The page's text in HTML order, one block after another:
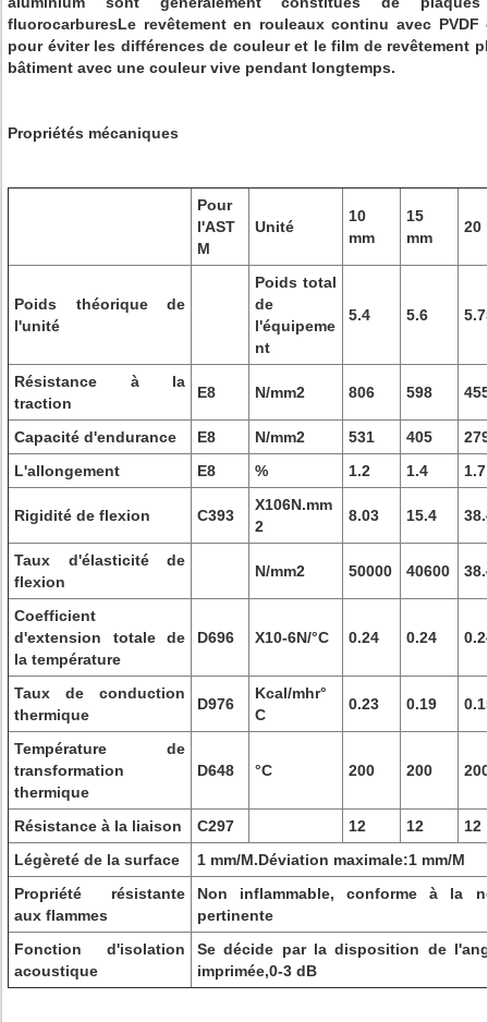
fluorocarburesLe revêtement en rouleaux continu avec
pour éviter les différences de couleur et le film de revêtement
bâtiment avec une couleur vive pendant longtemps.
Propriétés mécaniques
Pour
l'AST
M
Unité
10
mm
15
mm
20
Poids théorique de
l'unité
Poids total
de
l'équipeme
nt
5.4 5.6
Résistance à la
traction
E8 N/mm2 806 598
Capacité d'endurance E8 N/mm2 531 405
L'allongement
E8 % 1.2 1.4 1.7
Rigidité de flexion C393
X106N.mm
2
8.03 15.4
Taux d'élasticité de
flexion
N/mm2 50000 40600
Coefficient
d'extension totale de
la température
D696 X10-6N/°C 0.24 0.24
Taux de conduction
thermique
D976
Kcal/mhr°
C
0.23 0.19
Température de
transformation
thermique
D648 °C 200 200
Résistance à la liaison C297 12 12
12
Légèreté de la surface
1 mm/M.Déviation maximale:1 mm/M
Propriété résistante
aux flammes
Non inflammable, conforme à la
pertinente
Fonction d'isolation
acoustique
Se décide par la disposition de
imprimée,0-3 dB